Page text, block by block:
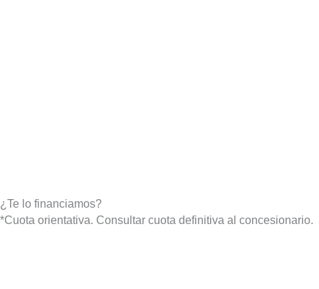
¿Te lo financiamos?
*Cuota orientativa. Consultar cuota definitiva al concesionario.